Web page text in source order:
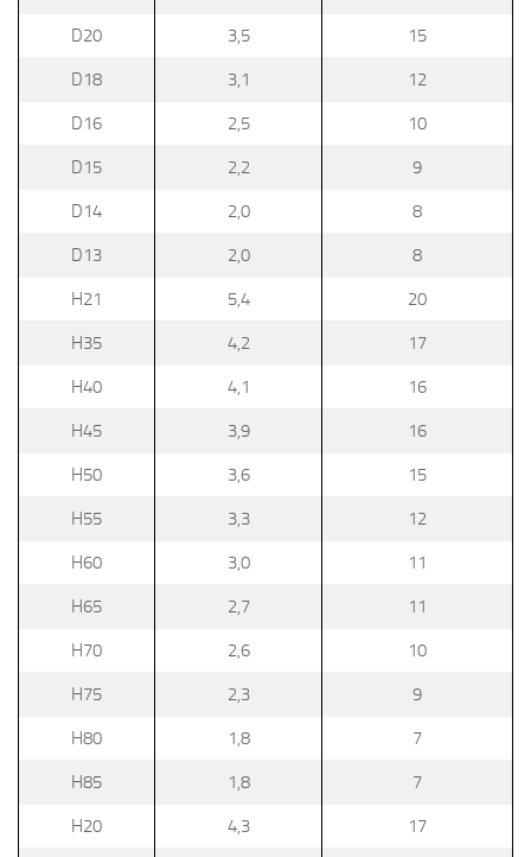
D20 3,5 15
D18 3,1 12
D16 2,5 10
D15 2,2 9
D14 2,0 8
D13 2,0 8
H21 5,4 20
H35 4,2 17
H40 4,1 16
H45 3,9 16
H50 3,6 15
H55 3,3 12
H60 3,0 11
H65 2,7 11
H70 2,6 10
H75 2,3 9
H80 1,8 7
H85 1,8 7
H20 4,3 17